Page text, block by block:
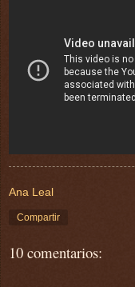
Ana Leal
Compartir
10 comentarios: